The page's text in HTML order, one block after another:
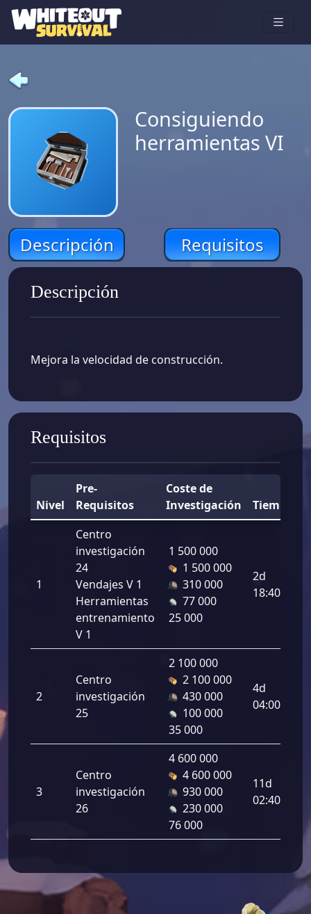
Consiguiendo
herramientas VI
Descripción Requisitos
Descripción
Mejora la velocidad de construcción.
Requisitos
Nivel
Pre-
Requisitos
Coste de
Investigación
Tiempo
1
Centro
investigación
24
Vendajes V 1
Herramientas
entrenamiento
V 1
1 500 000
1 500 000
310 000
77 000
25 000
2d
18:40:00
2
Centro
investigación
25
2 100 000
2 100 000
430 000
100 000
35 000
4d
04:00:00
3
Centro
investigación
26
4 600 000
4 600 000
930 000
230 000
76 000
11d
02:40:00